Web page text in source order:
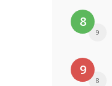
8
9
9
8